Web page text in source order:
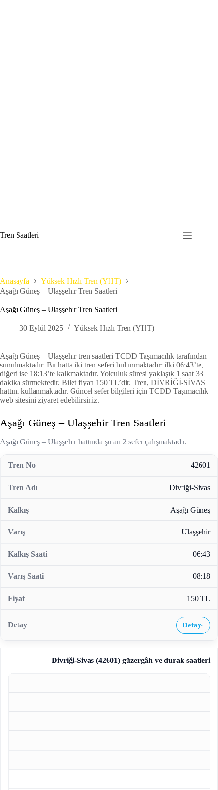
to
content
Tren Saatleri
Anasayfa
Yüksek Hızlı Tren (YHT)
Aşağı Güneş – Ulaşşehir Tren Saatleri
Aşağı Güneş – Ulaşşehir Tren Saatleri
30 Eylül 2025 Yüksek Hızlı Tren (YHT)
Aşağı Güneş – Ulaşşehir tren saatleri TCDD Taşımacılık tarafından
sunulmaktadır. Bu hatta iki tren seferi bulunmaktadır: ilki 06:43’te,
diğeri ise 18:13’te kalkmaktadır. Yolculuk süresi yaklaşık 1 saat 33
dakika sürmektedir. Bilet fiyatı 150 TL’dir. Tren, DİVRİĞİ-SİVAS
hattını kullanmaktadır. Güncel sefer bilgileri için TCDD Taşımacılık
web sitesini ziyaret edebilirsiniz.
Aşağı Güneş – Ulaşşehir Tren Saatleri
Aşağı Güneş – Ulaşşehir hattında şu an 2 sefer çalışmaktadır.
42601
Divriği-Sivas
Aşağı Güneş
Ulaşşehir
06:43
08:18
150 TL
Detay›
Divriği-Sivas (42601)güzergâh ve durak saatleri